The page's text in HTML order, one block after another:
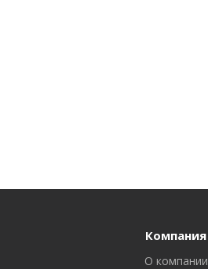
Компания
О компании